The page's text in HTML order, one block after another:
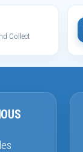
Collect